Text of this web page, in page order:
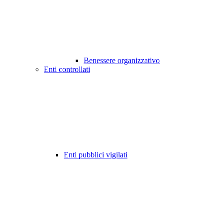
Benessere organizzativo
Enti controllati
Enti pubblici vigilati